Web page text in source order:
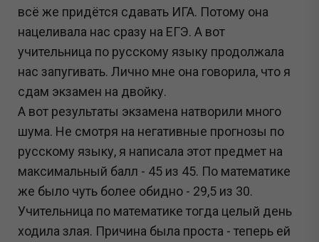
всё же придётся сдавать ИГА. Потому она
нацеливала нас сразу на ЕГЭ. А вот
учительница по русскому языку продолжала
нас запугивать. Лично мне она говорила, что я
сдам экзамен на двойку.
А вот результаты экзамена натворили много
шума. Не смотря на негативные прогнозы по
русскому языку, я написала этот предмет на
максимальный балл - 45 из 45. По математике
же было чуть более обидно - 29,5 из 30.
Учительница по математике тогда целый день
ходила злая. Причина была проста - теперь ей